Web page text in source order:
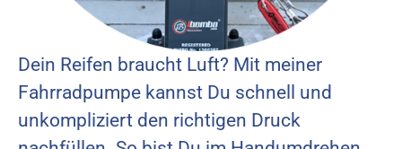
Dein Reifen braucht Luft? Mit meiner
Fahrradpumpe kannst Du schnell und
unkompliziert den richtigen Druck